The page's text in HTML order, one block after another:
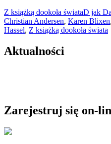
Z książką dookoła świataD jak
Christian Andersen, Karen Blixen,
Hassel, Z książką dookoła świata
Aktualności
Zarejestruj się on-